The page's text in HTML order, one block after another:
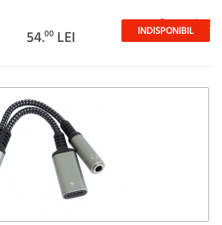
Stoc epuizat
54.00 LEI INDISPONIBIL